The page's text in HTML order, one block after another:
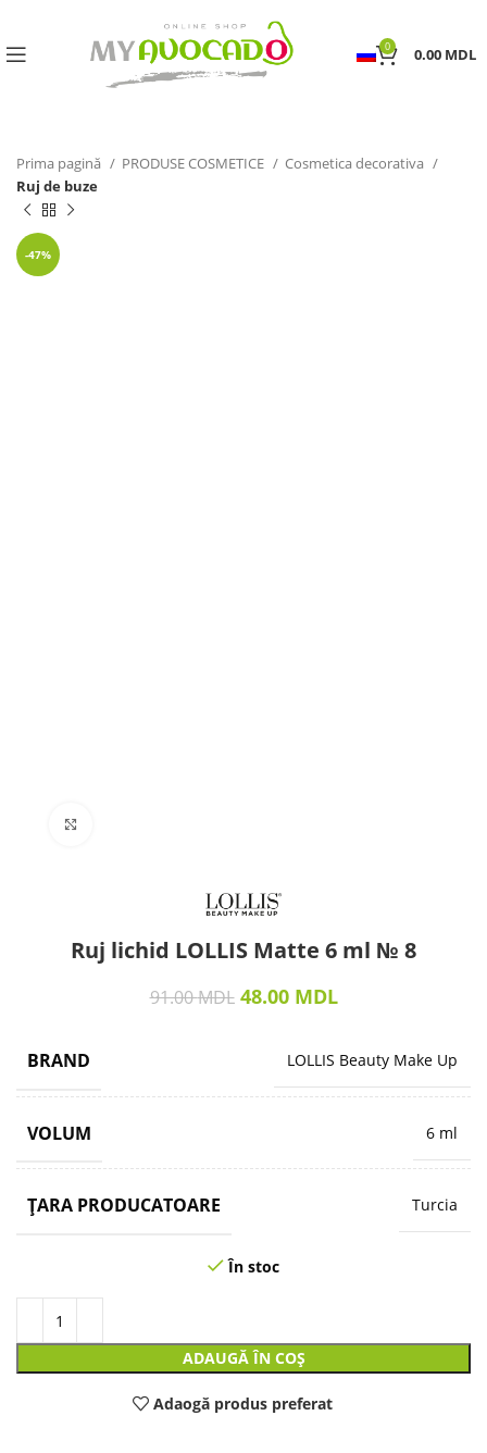
0 0.00 MDL
Prima pagină PRODUSE COSMETICE
Cosmetica decorativa
Ruj de buze
-47%
Ruj lichid LOLLIS Matte 6 ml № 8
91.00MDL 48.00 MDL
BRAND LOLLIS Beauty Make Up
VOLUM 6 ml
ȚARA PRODUCATOARE Turcia
În stoc
ADAUGĂ ÎN COȘ
Adaogă produs preferat